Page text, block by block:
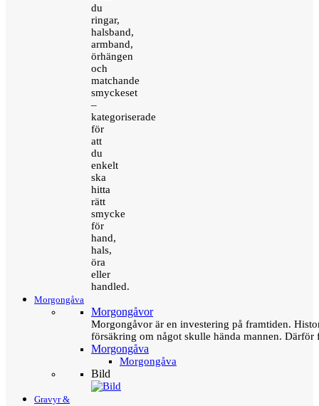
du
ringar,
halsband,
armband,
örhängen
och
matchande
smyckeset
–
kategoriserade
för
att
du
enkelt
ska
hitta
rätt
smycke
för
hand,
hals,
öra
eller
handled.
Morgongåva
Morgongåvor
Morgongåvor är en investering på framtiden.
försäkring om något skulle hända mannen.
Morgongåva
Morgongåva
Bild
Gravyr &